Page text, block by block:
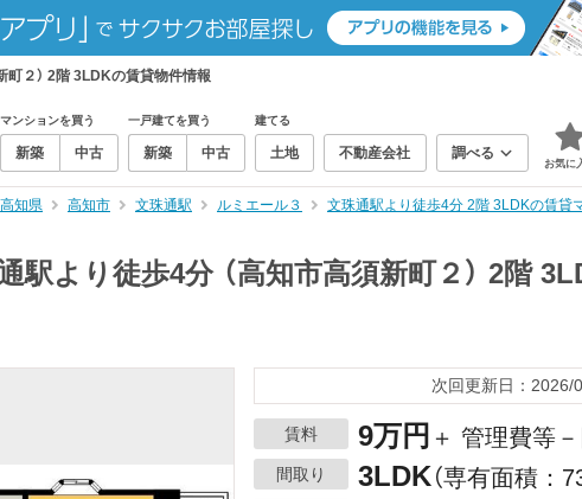
町２） 2階 3LDKの賃貸物件情報
マンションを買う
新築 中古
一戸建てを買う
新築 中古
建てる
土地 不動産会社 調べる
お気に
高知県 高知市 文珠通駅 ルミエール３ 文珠通駅より徒歩4分 2階 3LDKの賃貸
駅より徒歩4分 （高知市高須新町２） 2階
次回更新日：2026/
賃料 9万円 ＋ 管理費等－
間取り 3LDK（専有面積：